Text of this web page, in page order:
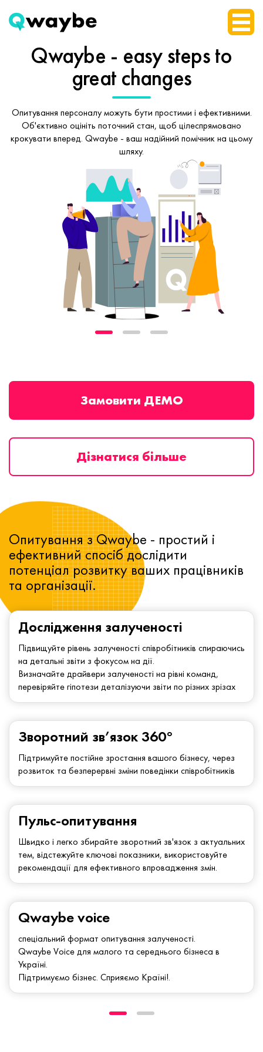
Qwaybe - easy stepsto
great changes
Опитування персоналу можуть бути простими і ефективними.
Об'єктивно оцініть поточний стан, щоб цілеспрямовано
крокувати вперед. Qwaybe - ваш надійний помічник на цьому
шляху.
Замовити ДЕМО
Дізнатися більше
Дослідження залученості
Підвищуйте рівень залученості співробітників спираючись
на детальні звіти з фокусом на дії.
Визначайте драйвери залученості на рівні команд,
перевіряйте гіпотези деталізуючи звіти по різних зрізах
Зворотний зв’язок 360°
Підтримуйте постійне зростання вашого бізнесу, через
розвиток та безперервні зміни поведінки співробітників
Опитування з Qwaybe - простий і
ефективний спосіб дослідити
потенціал розвитку ваших працівників
та організації.
Qwaybe voice
спеціальний формат опитування залученості.
Qwaybe Voice для малого та середнього бізнеса в
Україні.
Підтримуємо бізнес. Сприяємо Країні!.
Пульс-опитування
Швидко і легко збирайте зворотний зв'язок з актуальних
тем, відстежуйте ключові показники, використовуйте
рекомендації для ефективного впровадження змін.